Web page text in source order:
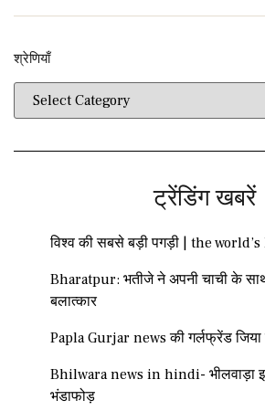
श्रेणियाँ​​
ट्रेंडिंग खबरें
विश्व की सबसे बड़ी पगड़ी | the
Bharatpur: भतीजे ने अपनी चाची के
बलात्कार
Papla Gurjar news की गर्लफ्रेंड
Bhilwara news in hindi- भीलवाड़ा
भंडाफोड़